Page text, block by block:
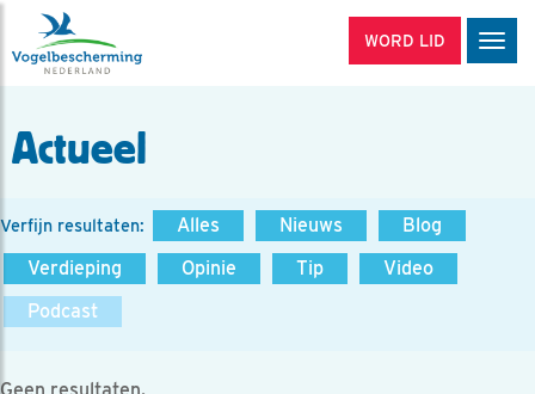
WORD LID
Actueel
Verfijn resultaten: Alles Nieuws
Blog
Verdieping
Opinie Tip
Video
Podcast